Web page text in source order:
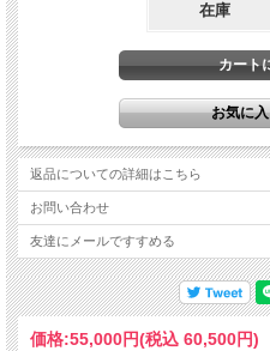
在庫
返品についての詳細はこちら
お問い合わせ
友達にメールですすめる
価格:55,000円(税込 60,500円)